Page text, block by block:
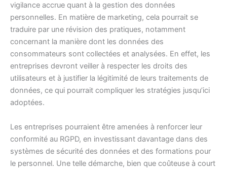
vigilance accrue quant à la gestion des données
personnelles. En matière de marketing, cela pourrait se
traduire par une révision des pratiques, notamment
concernant la manière dont les données des
consommateurs sont collectées et analysées. En effet, les
entreprises devront veiller à respecter les droits des
utilisateurs et à justifier la légitimité de leurs traitements de
données, ce qui pourrait compliquer les stratégies jusqu’ici
adoptées.
Les entreprises pourraient être amenées à renforcer leur
conformité au RGPD, en investissant davantage dans des
systèmes de sécurité des données et des formations pour
le personnel. Une telle démarche, bien que coûteuse à court